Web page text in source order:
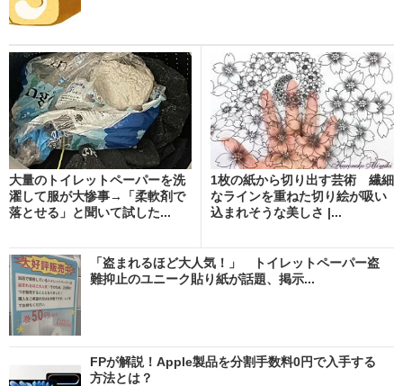
大量のトイレットペーパーを洗
濯して服が大惨事→「柔軟剤で
落とせる」と聞いて試した...
1枚の紙から切り出す芸術 繊細
なラインを重ねた切り絵が吸い
込まれそうな美しさ |...
「盗まれるほど大人気！」 トイレットペーパー盗
難抑止のユニーク貼り紙が話題、掲示...
FPが解説！Apple製品を分割手数料0円で入手する
方法とは？